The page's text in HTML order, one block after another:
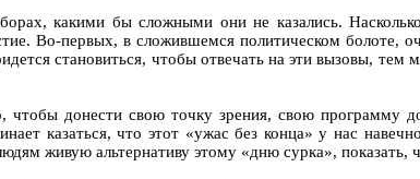
какими бы сложными они не казались.
Во-первых, в сложившемся политическом болоте,
становиться, чтобы отвечать на эти вызовы,
чтобы донести свою точку зрения, свою
казаться, что этот «ужас без конца» у нас
живую альтернативу этому «дню сурка», показать,